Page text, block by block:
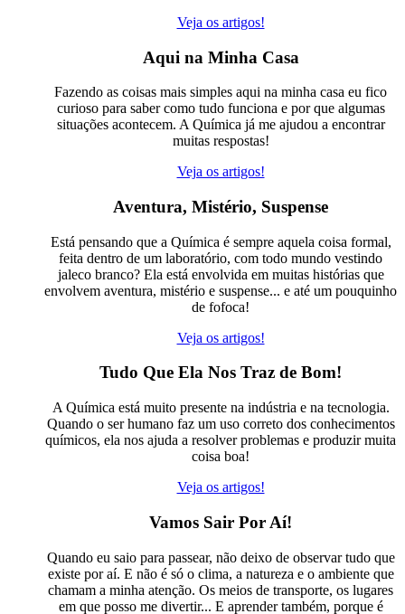
Veja os artigos!
Aqui na Minha Casa
Fazendo as coisas mais simples aqui na minha casa eu fico
curioso para saber como tudo funciona e por que algumas
situações acontecem. A Química já me ajudou a encontrar
muitas respostas!
Veja os artigos!
Aventura, Mistério, Suspense
Está pensando que a Química é sempre aquela coisa formal,
feita dentro de um laboratório, com todo mundo vestindo
jaleco branco? Ela está envolvida em muitas histórias que
envolvem aventura, mistério e suspense... e até um pouquinho
de fofoca!
Veja os artigos!
Tudo Que Ela Nos Traz de Bom!
A Química está muito presente na indústria e na tecnologia.
Quando o ser humano faz um uso correto dos conhecimentos
químicos, ela nos ajuda a resolver problemas e produzir muita
coisa boa!
Veja os artigos!
Vamos Sair Por Aí!
Quando eu saio para passear, não deixo de observar tudo que
existe por aí. E não é só o clima, a natureza e o ambiente que
chamam a minha atenção. Os meios de transporte, os lugares
em que posso me divertir... E aprender também, porque é